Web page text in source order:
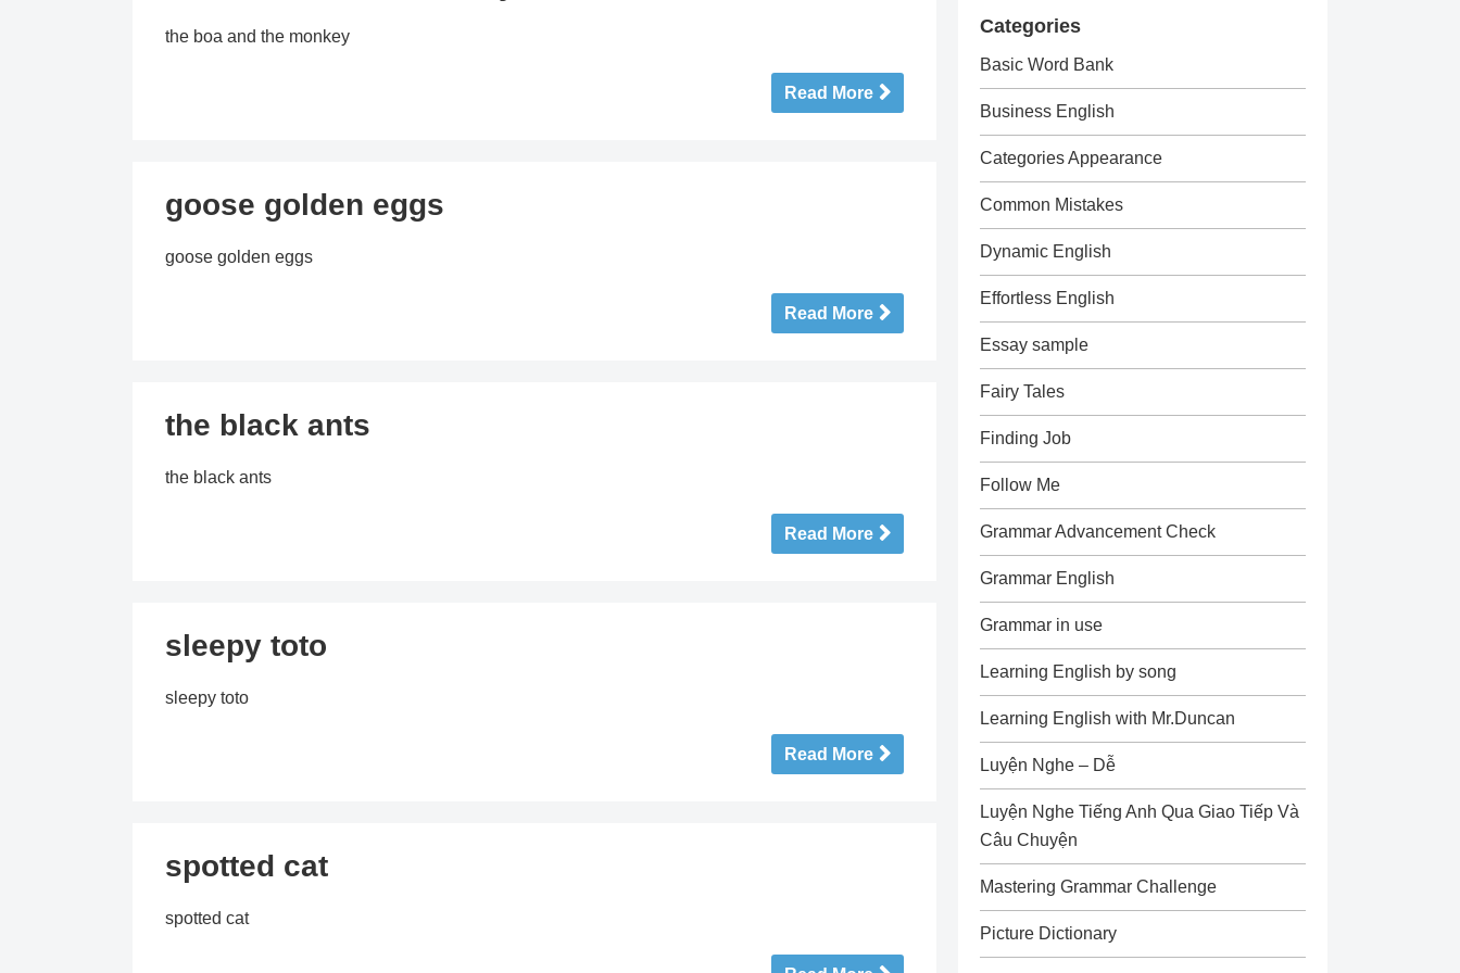
the boa and the monkey
Read More
goose golden eggs
goose golden eggs
Read More
the black ants
the black ants
Read More
sleepy toto
sleepy toto
Read More
spotted cat
spotted cat
Categories
Basic Word Bank
Business English
Categories Appearance
Common Mistakes
Dynamic English
Effortless English
Essay sample
Fairy Tales
Finding Job
Follow Me
Grammar Advancement Check
Grammar English
Grammar in use
Learning English by song
Learning English with Mr.Duncan
Luyện Nghe – Dễ
Luyện Nghe Tiếng Anh Qua Giao Tiếp Và
Câu Chuyện
Mastering Grammar Challenge
Picture Dictionary